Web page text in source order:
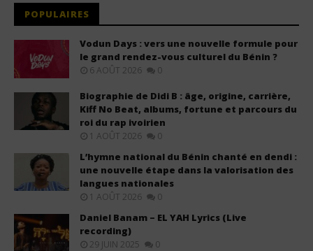
POPULAIRES
Vodun Days : vers une nouvelle formule pour
le grand rendez-vous culturel du Bénin ?
6 AOÛT 2026 0
Biographie de Didi B : âge, origine, carrière,
Kiff No Beat, albums, fortune et parcours du
roi du rap ivoirien
1 AOÛT 2026 0
L’hymne national du Bénin chanté en dendi :
une nouvelle étape dans la valorisation des
langues nationales
1 AOÛT 2026 0
Daniel Banam – EL YAH Lyrics (Live
recording)
29 JUIN 2025 0